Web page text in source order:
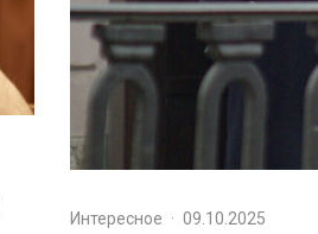
Интересное · 09.10.2025